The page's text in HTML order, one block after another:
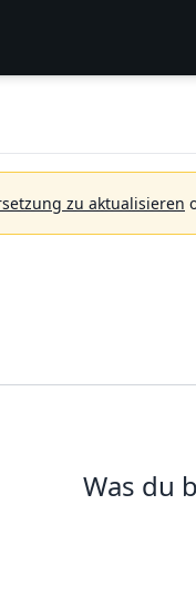
zu aktualisieren
Was du